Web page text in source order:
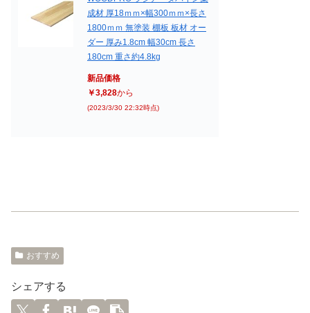
成材 厚18ｍｍ×幅300ｍｍ×長さ
1800ｍｍ 無塗装 棚板 板材 オー
ダー 厚み1.8cm 幅30cm 長さ
180cm 重さ約4.8kg
新品価格
￥3,828から
(2023/3/30 22:32時点)
おすすめ
シェアする